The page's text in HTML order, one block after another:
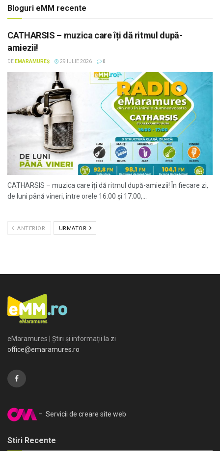
Bloguri eMM recente
CATHARSIS – muzica care îți dă ritmul după-
amiezii!
DE EMARAMUREȘ 29 IULIE 2026 0
CATHARSIS – muzica care îți dă ritmul după-amiezii! În fiecare zi,
de luni până vineri, între orele 16:00 și 17:00,...
ANTERIOR URMATOR
eMaramures | Știri și informații la zi
office@emaramures.ro
– Servicii de creare site web
Stiri Recente